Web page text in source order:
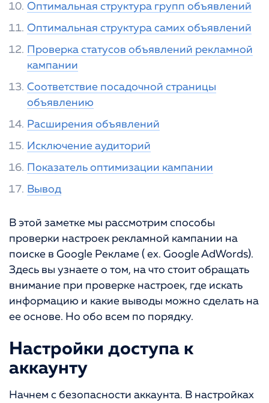
Оптимальная структура групп объявлений
Оптимальная структура самих объявлений
Проверка статусов объявлений рекламной
кампании
Соответствие посадочной страницы
объявлению
Расширения объявлений
Исключение аудиторий
Показатель оптимизации кампании
Вывод
В этой заметке мы рассмотрим способы
проверки настроек рекламной кампании на
поиске в Google Рекламе ( ex. Google AdWords).
Здесь вы узнаете о том, на что стоит обращать
внимание при проверке настроек, где искать
информацию и какие выводы можно сделать на
ее основе. Но обо всем по порядку.
Настройки доступа к
аккаунту
Начнем с безопасности аккаунта. В настройках